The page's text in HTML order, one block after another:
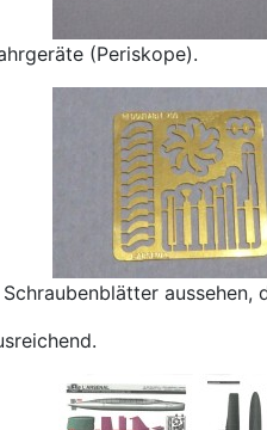
(Periskope).